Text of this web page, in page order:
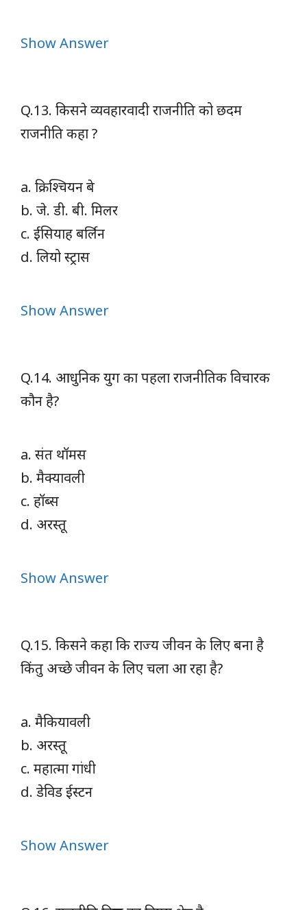
Show Answer
Q.13. किसने व्यवहारवादी राजनीति को छदम
राजनीति कहा ?
a. क्रिश्चियन बे
b. जे. डी. बी. मिलर
c. ईसियाह बर्लिन
d. लियो स्ट्रास
Show Answer
Q.14. आधुनिक युग का पहला राजनीतिक विचारक
कौन है?
a. संत थॉमस
b. मैक्यावली
c. हॉब्स
d. अरस्तू
Show Answer
Q.15. किसने कहा कि राज्य जीवन के लिए बना है
किंतु अच्छे जीवन के लिए चला आ रहा है?
a. मैकियावली
b. अरस्तू
c. महात्मा गांधी
d. डेविड ईस्टन
Show Answer